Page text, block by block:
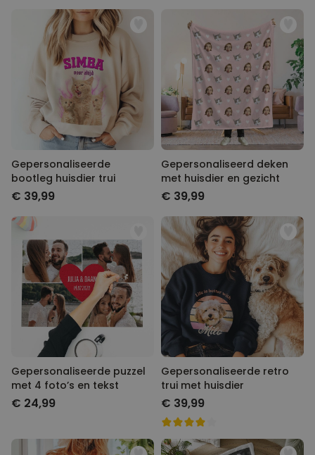
Gepersonaliseerde
bootleg huisdier trui
€ 39,99
Gepersonaliseerd deken
met huisdier en gezicht
€ 39,99
Gepersonaliseerde puzzel
met 4 foto’s en tekst
€ 24,99
Gepersonaliseerde retro
trui met huisdier
€ 39,99
MARKETING